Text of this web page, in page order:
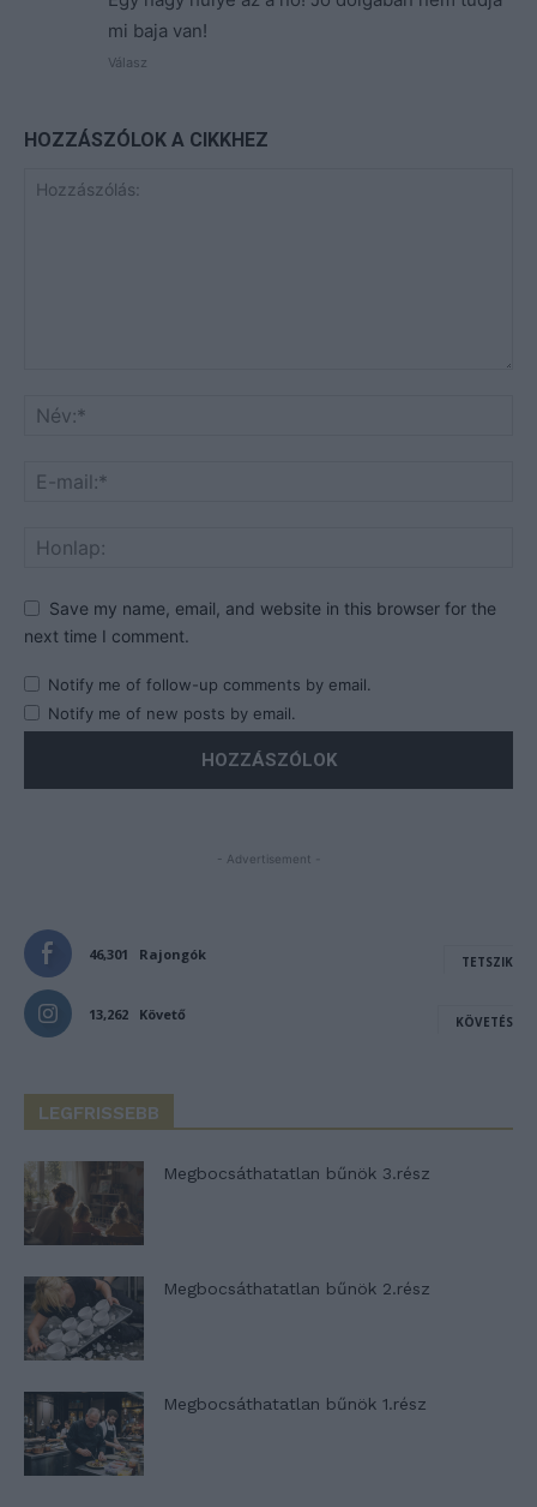
mi baja van!
Válasz
HOZZÁSZÓLOK A CIKKHEZ
Save my name, email, and website in this browser for the
next time I comment.
Notify me of follow-up comments by email.
Notify me of new posts by email.
- Advertisement -
46,301 Rajongók TETSZIK
13,262 Követő KÖVETÉS
LEGFRISSEBB
Megbocsáthatatlan bűnök 3.rész
Megbocsáthatatlan bűnök 2.rész
Megbocsáthatatlan bűnök 1.rész